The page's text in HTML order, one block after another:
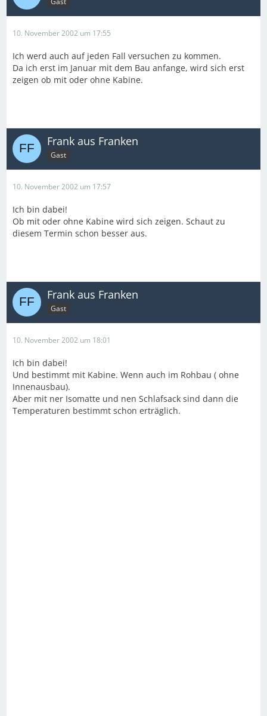
10. November 2002 um 17:55
Ich werd auch auf jeden Fall versuchen zu kommen.
Da ich erst im Januar mit dem Bau anfange, wird sich erst
zeigen ob mit oder ohne Kabine.
Frank aus Franken
Gast
10. November 2002 um 17:57
Ich bin dabei!
Ob mit oder ohne Kabine wird sich zeigen. Schaut zu
diesem Termin schon besser aus.
Frank aus Franken
Gast
10. November 2002 um 18:01
Ich bin dabei!
Und bestimmt mit Kabine. Wenn auch im Rohbau ( ohne
Innenausbau).
Aber mit ner Isomatte und nen Schlafsack sind dann die
Temperaturen bestimmt schon erträglich.